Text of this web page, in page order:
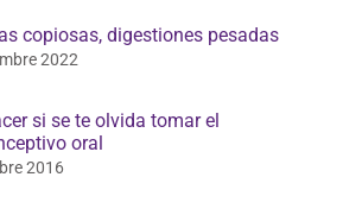
copiosas, digestiones pesadas
2022
si se te olvida tomar el
oral
2016